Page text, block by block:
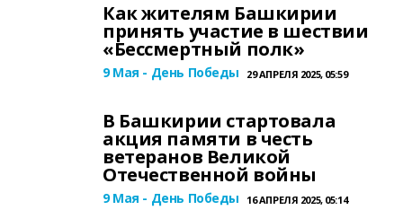
Как жителям Башкирии
принять участие в шествии
«Бессмертный полк»
9 Мая - День Победы 29 АПРЕЛЯ 2025, 05:59
В Башкирии стартовала
акция памяти в честь
ветеранов Великой
Отечественной войны
9 Мая - День Победы 16 АПРЕЛЯ 2025, 05:14